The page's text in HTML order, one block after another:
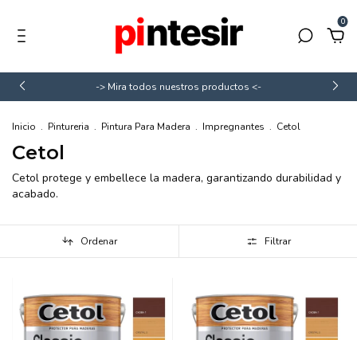
0
-> Mira todos nuestros productos <-
Inicio . Pintureria . Pintura Para Madera . Impregnantes . Cetol
Cetol
Cetol protege y embellece la madera, garantizando durabilidad y
acabado.
Ordenar Filtrar